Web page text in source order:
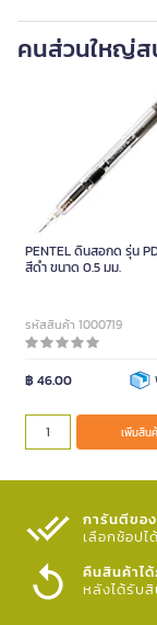
คนส่วนใหญ่ส
PENTEL ดินสอกด รุ่น
สีดำ ขนาด 0.5 มม.
รหัสสินค้า 1000719
฿ 46.00
เพิ่มสิน
การันตีขอ
เลือกช้อปไ
คืนสินค้าได้
หลังได้รับ